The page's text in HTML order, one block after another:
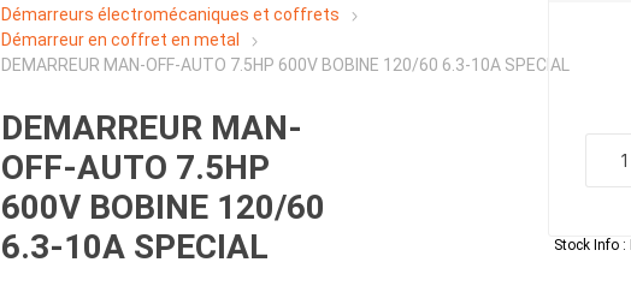
Démarreurs électromécaniques et coffrets
Démarreur en coffret en metal
DEMARREUR MAN-OFF-AUTO 7.5HP 600V BOBINE 120/60 6.3-10A SPECIAL
DEMARREUR MAN-
OFF-AUTO 7.5HP
600V BOBINE 120/60
6.3-10A SPECIAL
Stock Info :